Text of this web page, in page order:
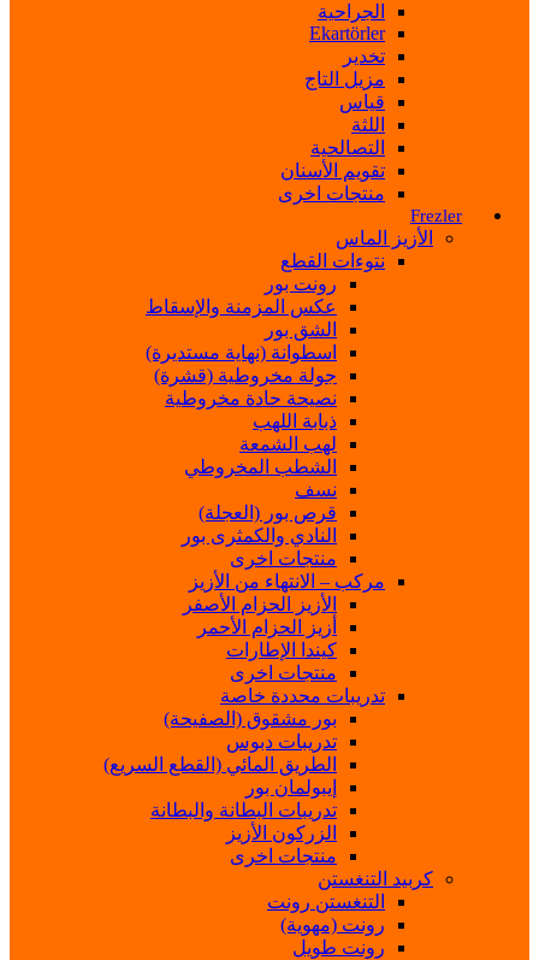
الجراحية
Ekartörler
تخدير
مزيل التاج
قياس
اللثة
التصالحية
تقويم الأسنان
منتجات اخرى
Frezler
الأزيز الماس
نتوءات القطع
رونت بور
عكس المزمنة والإسقاط
الشق بور
اسطوانة (نهاية مستديرة)
جولة مخروطية (قشرة)
نصيحة حادة مخروطية
ذبابة اللهب
لهب الشمعة
الشطب المخروطي
نسف
قرص بور (العجلة)
النادي والكمثرى بور
منتجات اخرى
مركب – الانتهاء من الأزيز
الأزيز الحزام الأصفر
أزيز الحزام الأحمر
كيندا الإطارات
منتجات اخرى
تدريبات محددة خاصة
بور مشقوق (الصفيحة)
تدريبات دبوس
الطريق المائي (القطع السريع)
إيبولمان بور
تدريبات البطانة والبطانة
الزركون الأزيز
منتجات اخرى
كربيد التنغستن
التنغستن رونت
رونت (مهوية)
رونت طويل